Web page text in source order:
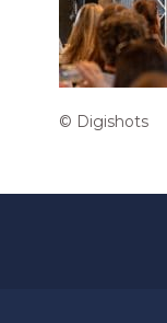
© Digishots